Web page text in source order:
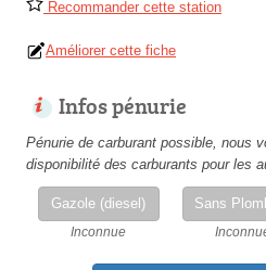
Recommander cette station
Améliorer cette fiche
Infos pénurie
Pénurie de carburant possible, nous
disponibilité des carburants pour les
Gazole (diesel)
Inconnue
Sans